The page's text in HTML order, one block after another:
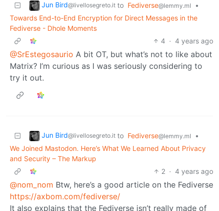
Jun Bird@livellosegreto.it to Fediverse@lemmy.ml
•
Towards End-to-End Encryption for Direct Messages in the
Fediverse - Dhole Moments
4 · 4 years ago
@SrEstegosaurio A bit OT, but what’s not to like about
Matrix? I’m curious as I was seriously considering to
try it out.
Jun Bird@livellosegreto.it to Fediverse@lemmy.ml
•
We Joined Mastodon. Here’s What We Learned About Privacy
and Security – The Markup
2 · 4 years ago
@nom_nom Btw, here’s a good article on the Fediverse
https://axbom.com/fediverse/
It also explains that the Fediverse isn’t really made of